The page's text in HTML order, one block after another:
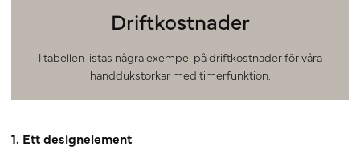
Driftkostnader
I tabellen listas några exempel på driftkostnader för våra
handdukstorkar med timerfunktion.
1. Ett designelement